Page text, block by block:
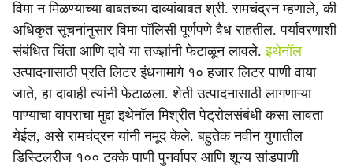
विमा न मिळण्याच्या बाबतच्या दाव्यांबाबत श्री. रामचंद्रन म्हणाले, की
अधिकृत सूचनांनुसार विमा पॉलिसी पूर्णपणे वैध राहतील. पर्यावरणाशी
संबंधित चिंता आणि दावे या तज्ज्ञांनी फेटाळून लावले.इथेनॉल
उत्पादनासाठी प्रति लिटर इंधनामागे १० हजार लिटर पाणी वाया
जाते, हा दावाही त्यांनी फेटाळला. शेती उत्पादनासाठी लागणाऱ्या
पाण्याचा वापराचा मुद्दा इथेनॉल मिश्रीत पेट्रोलसंबंधी कसा लावता
येईल, असे रामचंद्रन यांनी नमूद केले. बहुतेक नवीन युगातील
डिस्टिलरीज १०० टक्के पाणी पुनर्वापर आणि शून्य सांडपाणी